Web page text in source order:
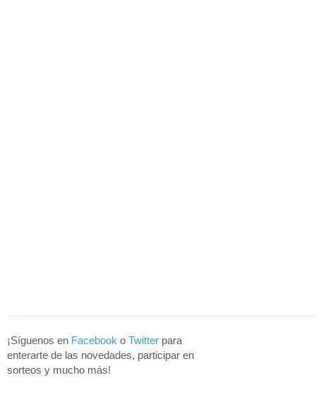
¡Síguenos en Facebook o Twitter para
enterarte de las novedades, participar en
sorteos y mucho más!